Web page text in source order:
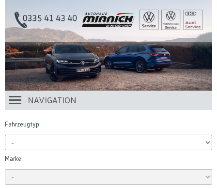
NAVIGATION
Fahrzeugtyp:
Marke: